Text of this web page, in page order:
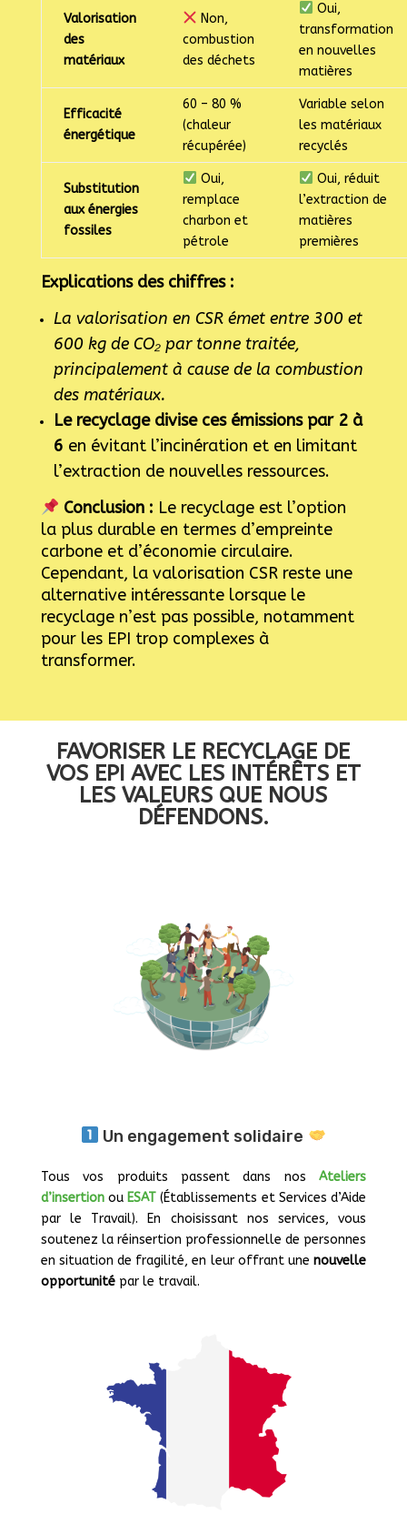
Valorisation
des
matériaux
Non,
combustion
des déchets
Oui,
transformation
en nouvelles
matières
Efficacité
énergétique
60 – 80 %
(chaleur
récupérée)
Variable selon
les matériaux
recyclés
Substitution
aux énergies
fossiles
Oui,
remplace
charbon et
pétrole
Oui, réduit
l’extraction de
matières
premières
Explications des chiffres :
La valorisation en CSR émet entre 300 et
600 kg de CO₂ par tonne traitée,
principalement à cause de la combustion
des matériaux.
Le recyclage divise ces émissions par 2 à
6 en évitant l’incinération et en limitant
l’extraction de nouvelles ressources.
Conclusion : Le recyclage est l’option
la plus durable en termes d’empreinte
carbone et d’économie circulaire.
Cependant, la valorisation CSR reste une
alternative intéressante lorsque le
recyclage n’est pas possible, notamment
pour les EPI trop complexes à
transformer.
FAVORISER LE RECYCLAGE DE
VOS EPI AVEC LES INTÉRÊTS ET
LES VALEURS QUE NOUS
DÉFENDONS.
Un engagement solidaire
Tous vos produits passent dans nosAteliers
d’insertionou ESAT (Établissements et Services d’Aide
par le Travail). En choisissant nos services, vous
soutenez la réinsertion professionnelle de personnes
en situation de fragilité, en leur offrant unenouvelle
opportunitépar le travail.